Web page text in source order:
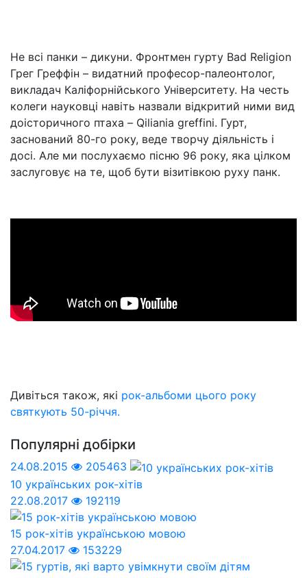
Не всі панки – дикуни. Фронтмен гурту Bad Religion
Грег Греффін – видатний професор-палеонтолог,
викладач Каліфорнійського Університету. На честь
колеги науковці навіть назвали відкритий ними вид
доісторичного птаха – Qiliania grеffini. Гурт,
заснований 80-го року, веде творчу діяльність і
досі. Але ми послухаємо пісню 96 року, яка цілком
заслуговує на те, щоб бути візитівкою руху панк.
Дивіться також, які рок-альбоми цього року
святкують 50-річчя.
Популярні добірки
24.08.2015
205463
10 українських рок-хітів
22.08.2017
192119
15 рок-хітів українською мовою
27.04.2017
153229